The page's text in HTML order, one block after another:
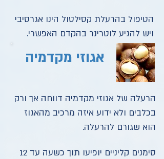
אגוזי מקדמיה
הטיפול בהרעלת קסילטול הינו אגרסיבי
ויש להגיע לוטרינר בהקדם האפשרי.
הרעלה של אגוזי מקדמיה דווחה אך ורק
בכלבים ולא ידוע איזה מרכיב מהאגוז
הוא שגורם להרעלה.
סימנים קליניים יופיעו תוך כשעה עד 12